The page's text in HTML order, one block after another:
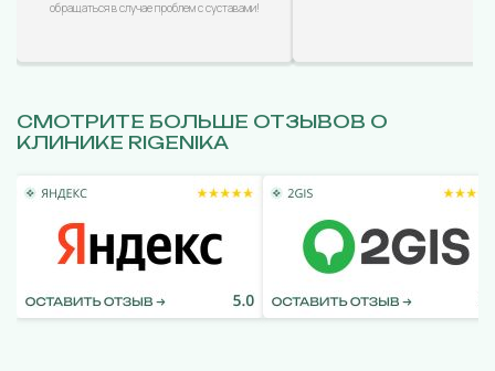
обращаться в случае проблем с суставами!
СМОТРИТЕ БОЛЬШЕ ОТЗЫВОВ О
КЛИНИКЕ RIGENIKA